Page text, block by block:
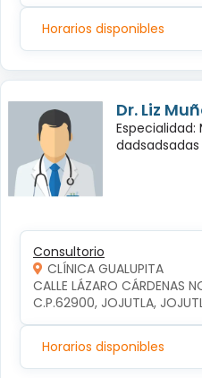
Horarios disponibles
Dr. Liz
Especialidad:
dadsadsadas
Consultorio
CLÍNICA GUALUPITA
CALLE LÁZARO CÁRDENAS
C.P.62900, JOJUTLA,
Horarios disponibles